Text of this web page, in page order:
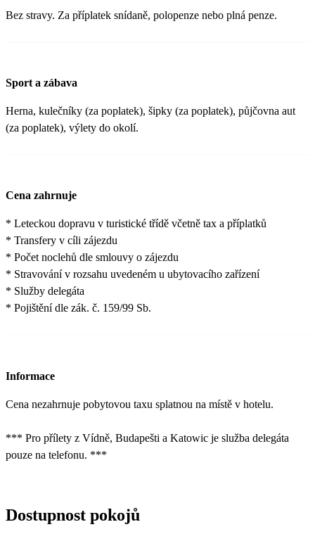
Bez stravy. Za příplatek snídaně, polopenze nebo plná penze.
Sport a zábava
Herna, kulečníky (za poplatek), šipky (za poplatek), půjčovna aut
(za poplatek), výlety do okolí.
Cena zahrnuje
* Leteckou dopravu v turistické třídě včetně tax a příplatků
* Transfery v cíli zájezdu
* Počet noclehů dle smlouvy o zájezdu
* Stravování v rozsahu uvedeném u ubytovacího zařízení
* Služby delegáta
* Pojištění dle zák. č. 159/99 Sb.
Informace
Cena nezahrnuje pobytovou taxu splatnou na místě v hotelu.
*** Pro přílety z Vídně, Budapešti a Katowic je služba delegáta
pouze na telefonu. ***
Dostupnost pokojů